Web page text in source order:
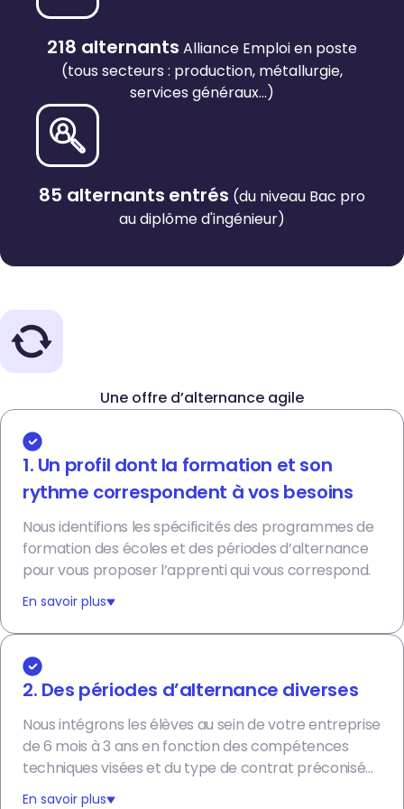
218 alternants Alliance Emploi en poste
(tous secteurs : production, métallurgie,
services généraux...)
85 alternants entrés (du niveau Bac pro
au diplôme d'ingénieur)
Une offre d’alternance agile
1. Un profil dont la formation et son
rythme correspondent à vos besoins
Nous identifions les spécificités des programmes de
formation des écoles et des périodes d’alternance
pour vous proposer l’apprenti qui vous correspond.
En savoir plus
2. Des périodes d’alternance diverses
Nous intégrons les élèves au sein de votre entreprise
de 6 mois à 3 ans en fonction des compétences
techniques visées et du type de contrat préconisé
( apprentissage
En savoir plus